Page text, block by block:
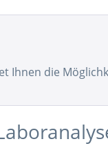
Ihnen die